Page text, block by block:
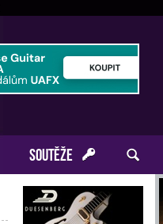
SOUTĚŽE